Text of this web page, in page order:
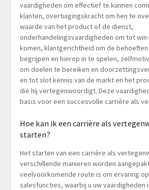
vaardigheden om effectief te kunnen
klanten, overtuigingskracht om hen te
waarde van het product of de dienst,
onderhandelingsvaardigheden om tot
komen, klantgerichtheid om de
begrijpen en hierop in te spelen,
om doelen te bereiken en
en tot slot kennis van de markt en het
die hij vertegenwoordigt. Deze
basis voor een succesvolle carrière als
Hoe kan ik een carrière als
starten?
Het starten van een carrière als
verschillende manieren worden
veelvoorkomende route is om ervaring
salesfuncties, waarbij u uw vaardigheden